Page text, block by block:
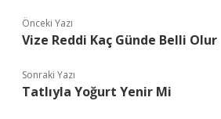
Önceki Yazı
Vize Reddi Kaç Günde Belli Olur
Sonraki Yazı
Tatlıyla Yoğurt Yenir Mi